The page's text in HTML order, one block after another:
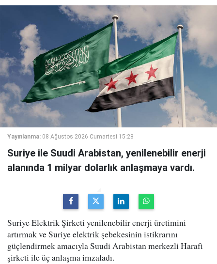
Yayınlanma: 08 Ağustos 2026 Cumartesi 15:28
Suriye ile Suudi Arabistan, yenilenebilir enerji
alanında 1 milyar dolarlık anlaşmaya vardı.
Suriye Elektrik Şirketi yenilenebilir enerji üretimini
artırmak ve Suriye elektrik şebekesinin istikrarını
güçlendirmek amacıyla Suudi Arabistan merkezli Harafi
şirketi ile üç anlaşma imzaladı.